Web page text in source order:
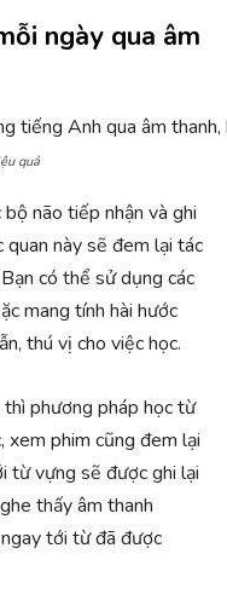
ngày qua âm
quả
não tiếp nhận và ghi
này sẽ đem lại tác
có thể sử dụng các
mang tính hài hước
thú vị cho việc học.
thì phương pháp học từ
xem phim cũng đem lại
từ vựng sẽ được ghi lại
thấy âm thanh
tới từ đã được